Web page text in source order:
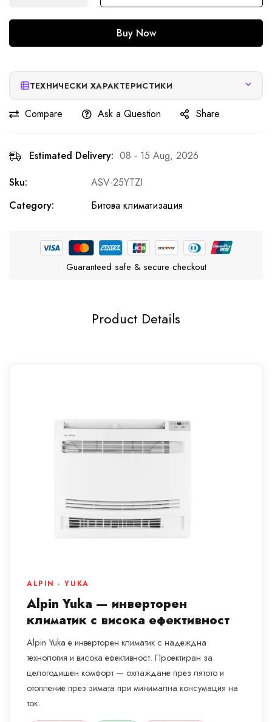
Buy Now
ТЕХНИЧЕСКИ ХАРАКТЕРИСТИКИ
Compare Ask a Question Share
Estimated Delivery: 08 - 15 Aug, 2026
Sku:
ASV-25YTZI
Category:
Битова климатизация
Guaranteed safe & secure checkout
Product Details
ALPIN · YUKA
Alpin Yuka — инверторен
климатик с висока ефективност
Alpin Yuka е инверторен климатик с надеждна
технология и висока ефективност. Проектиран за
целогодишен комфорт — охлаждане през лятото и
отопление през зимата при минимална консумация на
ток.